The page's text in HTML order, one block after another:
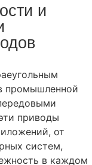
и
промышленной
приводы
от
систем,
в каждом